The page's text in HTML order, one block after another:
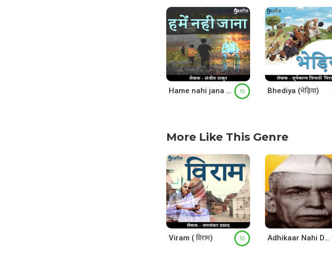
Hame nahi jana (हमें नहीं जाना) 10 Bhediya (भेड़िया)
More Like This Genre
Viram ( विराम) 10 Adhikaar Nahi Doge Mujko or Ulahana (अधिकार नहीं दोगे मुझको , उलहना)